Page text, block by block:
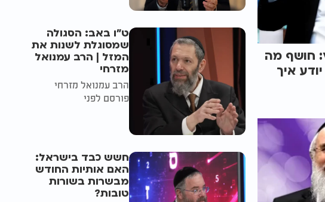
חושף מה
איך
ט"ו באב: הסגולה
שמסוגלת לשנות את
המזל | הרב עמנואל
מזרחי
הרב עמנואל מזרחי
פורסם לפני
חשש כבד בישראל:
האם אותיות החודש
מבשרות בשורות
טובות?